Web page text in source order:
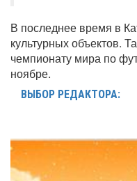
В последнее время в
культурных объектов.
чемпионату мира по
ноябре.
ВЫБОР РЕДАКТОРА: